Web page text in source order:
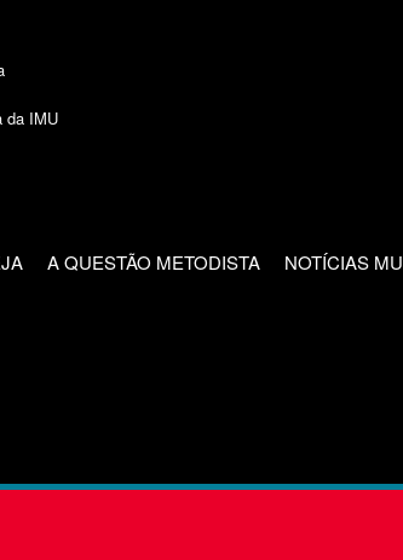
da IMU
A QUESTÃO METODISTA NOTÍCIAS MU